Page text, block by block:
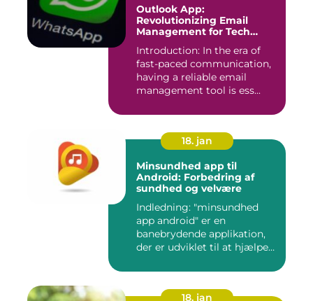
Outlook App:
Revolutionizing Email
Management for Tech
Introduction: In the era of
fast-paced communication,
having a reliable email
management tool is ess...
18. jan
Minsundhed app til
Android: Forbedring af
sundhed og velvære
Indledning: "minsundhed
app android" er en
banebrydende applikation,
der er udviklet til at hjælpe
18. jan